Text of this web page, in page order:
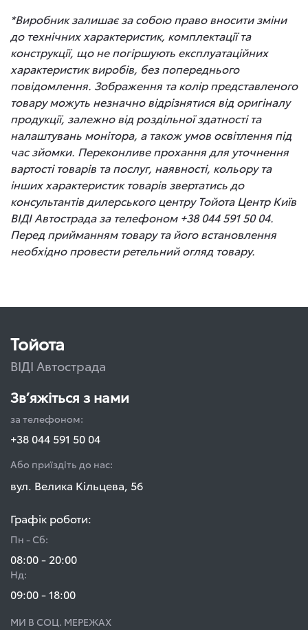
*Виробник залишає за собою право вносити зміни
до технічних характеристик, комплектації та
конструкції, що не погіршують експлуатаційних
характеристик виробів, без попереднього
повідомлення. Зображення та колір представленого
товару можуть незначно відрізнятися від оригіналу
продукції, залежно від роздільної здатності та
налаштувань монітора, а також умов освітлення під
час зйомки. Переконливе прохання для уточнення
вартості товарів та послуг, наявності, кольору та
інших характеристик товарів звертатись до
консультантів дилерського центру Тойота Центр Київ
ВІДІ Автострада за телефоном +38 044 591 50 04.
Перед прийманням товару та його встановлення
необхідно провести ретельний огляд товару.
Тойота
ВІДІ Автострада
Зв’яжіться з нами
за телефоном:
+38 044 591 50 04
Або приїздіть до нас:
вул. Велика Кільцева, 56
Графік роботи:
Пн - Сб:
08:00 - 20:00
Нд:
09:00 - 18:00
МИ В СОЦ. МЕРЕЖАХ